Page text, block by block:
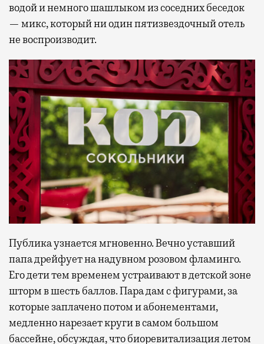
водой и немного шашлыком из соседних беседок
— микс, который ни один пятизвездочный отель
не воспроизводит.
Публика узнается мгновенно. Вечно уставший
папа дрейфует на надувном розовом фламинго.
Его дети тем временем устраивают в детской зоне
шторм в шесть баллов. Пара дам с фигурами, за
которые заплачено потом и абонементами,
медленно нарезает круги в самом большом
бассейне, обсуждая, что биоревитализация летом